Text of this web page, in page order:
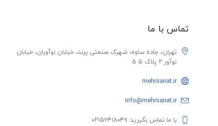
تماس با ما
تهران، جاده ساوه، شهرک صنعتی پرند، خیابان نوآوران، خیابان
نوآور ۲ پلاک ۵ ۵
mehrsanat.ir
info@mehrsanat.ir
با ما تماس بگیرید: ۰۲۱۵۶۴۱۸۰۴۹